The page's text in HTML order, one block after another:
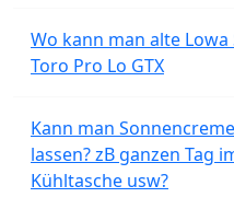
Wo kann man alte Lowa
Toro Pro Lo GTX
Kann man
lassen? zB ganzen Tag
Kühltasche usw?